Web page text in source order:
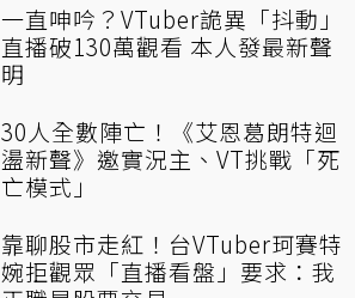
一直呻吟？VTuber詭異「抖動」
直播破130萬觀看 本人發最新聲
明
30人全數陣亡！《艾恩葛朗特迴
盪新聲》邀實況主、VT挑戰「死
亡模式」
靠聊股市走紅！台VTuber珂賽特
婉拒觀眾「直播看盤」要求：我